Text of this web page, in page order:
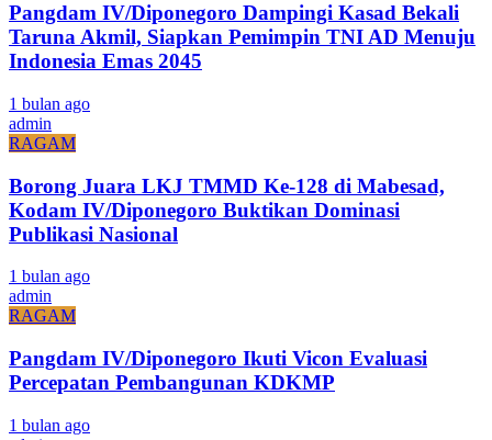
Pangdam IV/Diponegoro Dampingi Kasad Bekali
Taruna Akmil, Siapkan Pemimpin TNI AD Menuju
Indonesia Emas 2045
1 bulan ago
admin
RAGAM
Borong Juara LKJ TMMD Ke-128 di Mabesad,
Kodam IV/Diponegoro Buktikan Dominasi
Publikasi Nasional
1 bulan ago
admin
RAGAM
Pangdam IV/Diponegoro Ikuti Vicon Evaluasi
Percepatan Pembangunan KDKMP
1 bulan ago